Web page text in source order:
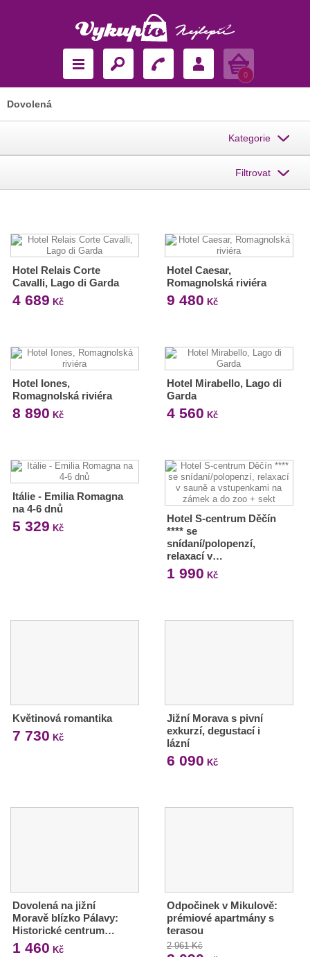
Košík
0
Dovolená
Kategorie
Filtrovat
Hotel Relais Corte
Cavalli, Lago di Garda
4 689 Kč
Hotel Caesar,
Romagnolská riviéra
9 480 Kč
Hotel Iones,
Romagnolská riviéra
8 890 Kč
Hotel Mirabello, Lago di
Garda
4 560 Kč
Itálie - Emilia Romagna
na 4-6 dnů
5 329 Kč
Hotel S-centrum Děčín
**** se
snídaní/polopenzí,
relaxací v…
1 990 Kč
Květinová romantika
7 730 Kč
Jižní Morava s pivní
exkurzí, degustací i
lázní
6 090 Kč
Dovolená na jižní
Moravě blízko Pálavy:
Historické centrum…
1 460 Kč
Odpočinek v Mikulově:
prémiové apartmány s
terasou
2 961 Kč